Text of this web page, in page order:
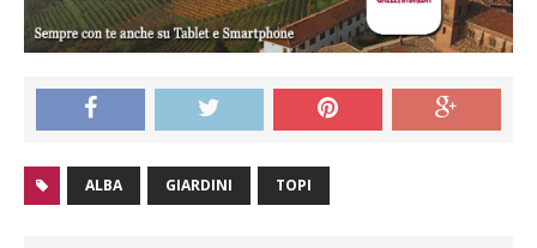
ALBA GIARDINI TOPI